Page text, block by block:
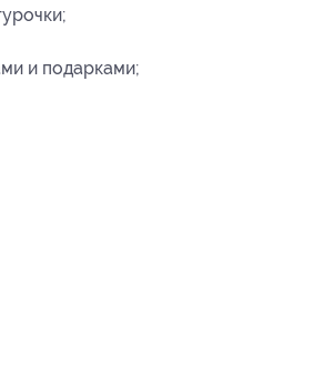
и подарками;